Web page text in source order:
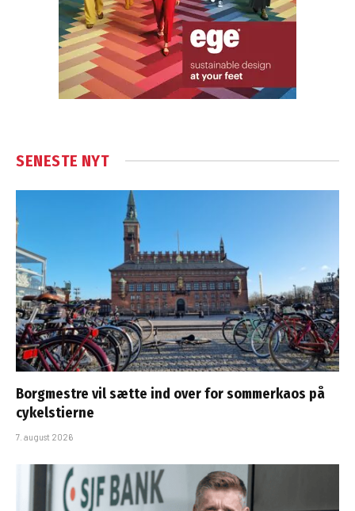
SENESTE NYT
Borgmestre vil sætte ind over for sommerkaos på
cykelstierne
7. august 2026